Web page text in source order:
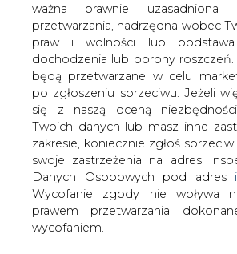
ważna prawnie uzasadniona
przetwarzania, nadrzędna wobec
praw i wolności lub podstawa
dochodzenia lub obrony
będą przetwarzane w celu
po zgłoszeniu sprzeciwu. Jeżeli
się z naszą oceną
Twoich danych lub masz inne
zakresie, koniecznie zgłoś
swoje zastrzeżenia na adres
Danych Osobowych pod adres
Wycofanie zgody nie wpływa
prawem przetwarzania
wycofaniem.
PKN Orlen wyposaża
dodatkowe urządzenia
bezpieczeństwo klientów i
pracowników. Do końca
w całej sieci pod marką
działać specjalistyczne
oczyszczające i filtrujące
kierowców przygotowano
rozwiązania
tankowanie i ułatwiające
paliwo. W ofercie